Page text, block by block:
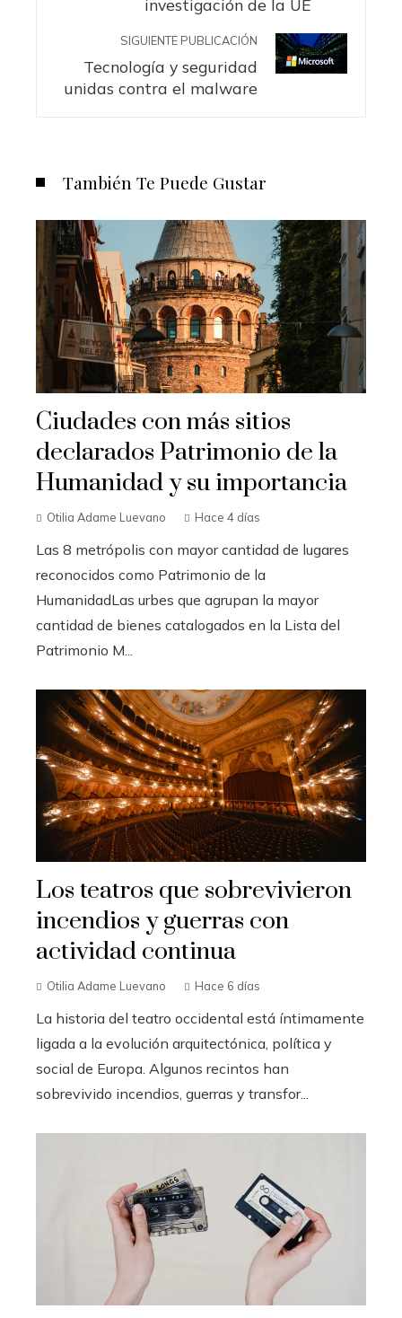
investigación de la UE
SIGUIENTE PUBLICACIÓN
Tecnología y seguridad
unidas contra el malware
También Te Puede Gustar
Ciudades con más sitios
declarados Patrimonio de la
Humanidad y su importancia
Otilia Adame Luevano Hace 4 días
Las 8 metrópolis con mayor cantidad de lugares
reconocidos como Patrimonio de la
HumanidadLas urbes que agrupan la mayor
cantidad de bienes catalogados en la Lista del
Patrimonio M...
Los teatros que sobrevivieron
incendios y guerras con
actividad continua
Otilia Adame Luevano Hace 6 días
La historia del teatro occidental está íntimamente
ligada a la evolución arquitectónica, política y
social de Europa. Algunos recintos han
sobrevivido incendios, guerras y transfor...